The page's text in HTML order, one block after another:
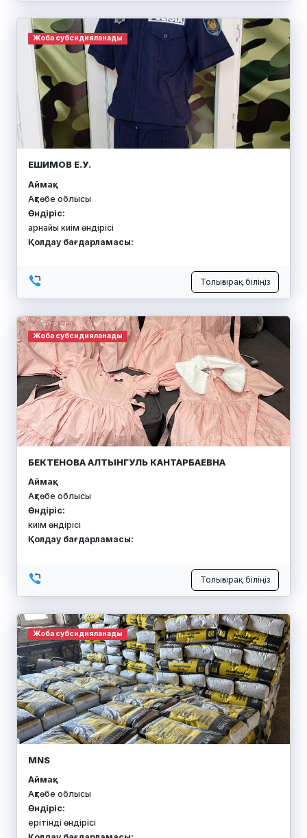
Жоба субсидияланады
ЕШИМОВ Е.У.
Аймақ:
Ақтөбе облысы
Өндіріс:
арнайы киім өндірісі
Қолдау бағдарламасы:
Толығырақ біліңіз
Жоба субсидияланады
БЕКТЕНОВА АЛТЫНГУЛЬ КАНТАРБАЕВНА
Аймақ:
Ақтөбе облысы
Өндіріс:
киім өндірісі
Қолдау бағдарламасы:
Толығырақ біліңіз
Жоба субсидияланады
MNS
Аймақ:
Ақтөбе облысы
Өндіріс:
ерітінді өндірісі